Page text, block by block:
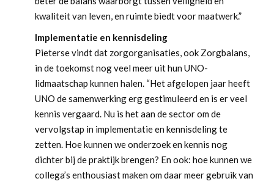
kwaliteit van leven, en ruimte biedt voor maatwerk.”
Implementatie en kennisdeling
Pieterse vindt dat zorgorganisaties, ook Zorgbalans,
in de toekomst nog veel meer uit hun UNO-
lidmaatschap kunnen halen. “Het afgelopen jaar heeft
UNO de samenwerking erg gestimuleerd en is er veel
kennis vergaard. Nu is het aan de sector om de
vervolgstap in implementatie en kennisdeling te
zetten. Hoe kunnen we onderzoek en kennis nog
dichter bij de praktijk brengen? En ook: hoe kunnen we
collega’s enthousiast maken om daar meer gebruik van